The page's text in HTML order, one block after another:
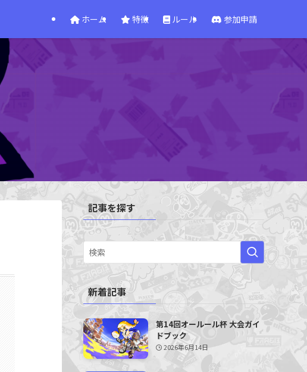
ホーム 特徴 ルール 参加申請
記事を探す
新着記事
第14回オールール杯 大会ガイ
ドブック
2026年6月14日